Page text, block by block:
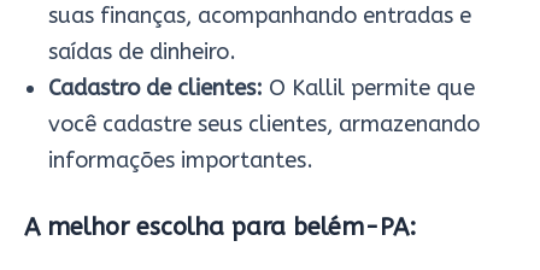
suas finanças, acompanhando entradas e
saídas de dinheiro.
Cadastro de clientes: O Kallil permite que
você cadastre seus clientes, armazenando
informações importantes.
A melhor escolha para belém-PA: